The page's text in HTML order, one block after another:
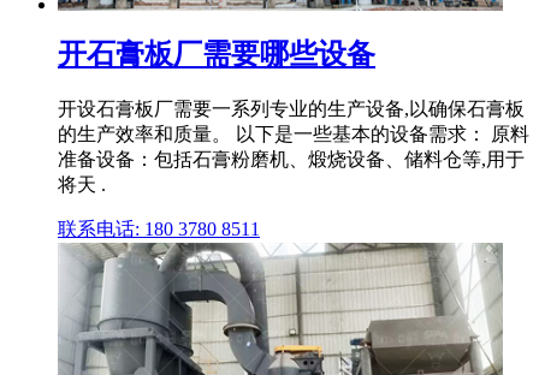
开石膏板厂需要哪些设备
开设石膏板厂需要一系列专业的生产设备,以确保石膏板
的生产效率和质量。 以下是一些基本的设备需求： 原料
准备设备：包括石膏粉磨机、煅烧设备、储料仓等,用于
将天 .
联系电话: 180 3780 8511